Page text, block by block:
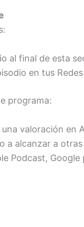
al final de esta
en tus
programa:
una valoración en
a alcanzar a
Podcast, Google